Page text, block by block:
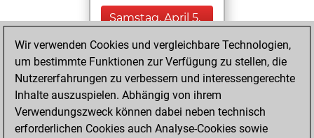
Samstag, April 5,
You played 4
blitz games
Play
You scored +0
=0 -4 in blitz
Wir verwenden Cookies und vergleichbare Technologien,
um bestimmte Funktionen zur Verfügung zu stellen, die
Nutzererfahrungen zu verbessern und interessengerechte
Inhalte auszuspielen. Abhängig von ihrem
Verwendungszweck können dabei neben technisch
erforderlichen Cookies auch Analyse-Cookies sowie